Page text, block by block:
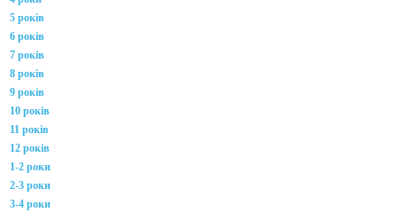
5 років
6 років
7 років
8 років
9 років
10 років
11 років
12 років
1-2 роки
2-3 роки
3-4 роки